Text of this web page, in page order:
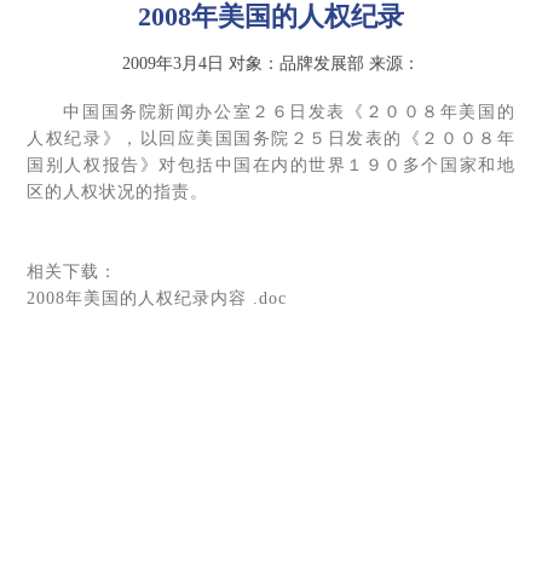
2008年美国的人权纪录
2009年3月4日 对象：品牌发展部 来源：
中国国务院新闻办公室２６日发表《２００８年美国的
人权纪录》，以回应美国国务院２５日发表的《２００８年
国别人权报告》对包括中国在内的世界１９０多个国家和地
区的人权状况的指责。
相关下载：
2008年美国的人权纪录内容 .doc